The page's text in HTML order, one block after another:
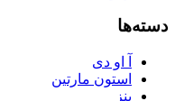
دسته‌ها
آ او دی
استون مارتین
بنز